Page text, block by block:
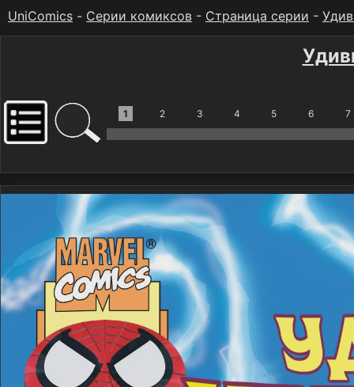
UniComics - Серии комиксов - Страница серии -
1 2 3 4 5 6 7